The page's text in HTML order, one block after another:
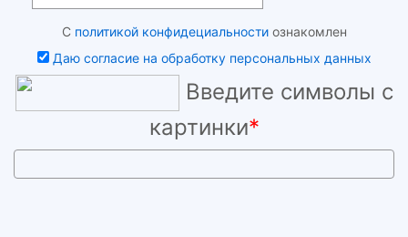
С политикой конфидециальностиознакомлен
Даю согласие на обработку персональных данных
Введите символы с
картинки*